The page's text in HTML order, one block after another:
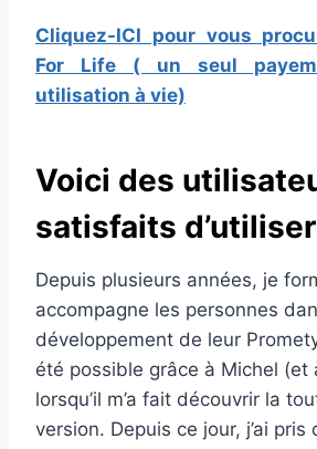
Cliquez-ICI pour vous
For Life ( un seul
utilisation à vie)
Voici des
satisfaits
Depuis plusieurs années, je
accompagne les personnes
développement de leur
été possible grâce à Michel (et
lorsqu’il m’a fait découvrir la
version. Depuis ce jour, j’ai pris